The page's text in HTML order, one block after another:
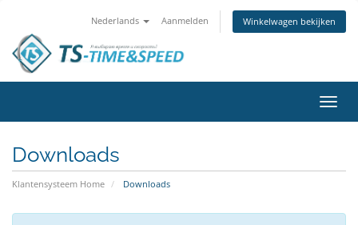
Nederlands Aanmelden Winkelwagen bekijken
in-/
Downloads
Klantensysteem Home Downloads